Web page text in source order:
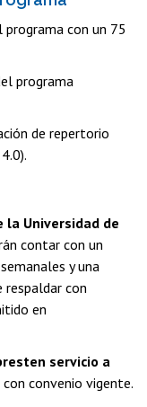
con un 75
programa
de repertorio
la Universidad de
contar con un
y una
respaldar con
en
servicio a
con convenio vigente.